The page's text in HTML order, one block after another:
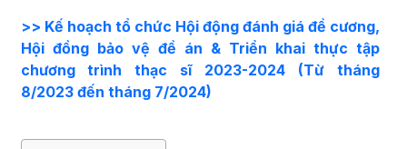
>> Kế hoạch tổ chức Hội động đánh giá đề cương,
Hội đồng bảo vệ đề án & Triển khai thực tập
chương trình thạc sĩ 2023-2024 (Từ tháng
8/2023 đến tháng 7/2024)